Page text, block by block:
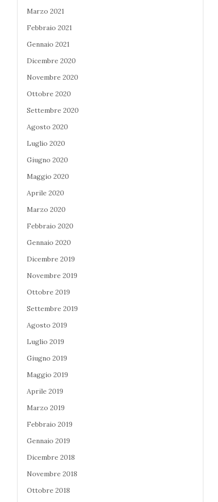
Marzo 2021
Febbraio 2021
Gennaio 2021
Dicembre 2020
Novembre 2020
Ottobre 2020
Settembre 2020
Agosto 2020
Luglio 2020
Giugno 2020
Maggio 2020
Aprile 2020
Marzo 2020
Febbraio 2020
Gennaio 2020
Dicembre 2019
Novembre 2019
Ottobre 2019
Settembre 2019
Agosto 2019
Luglio 2019
Giugno 2019
Maggio 2019
Aprile 2019
Marzo 2019
Febbraio 2019
Gennaio 2019
Dicembre 2018
Novembre 2018
Ottobre 2018